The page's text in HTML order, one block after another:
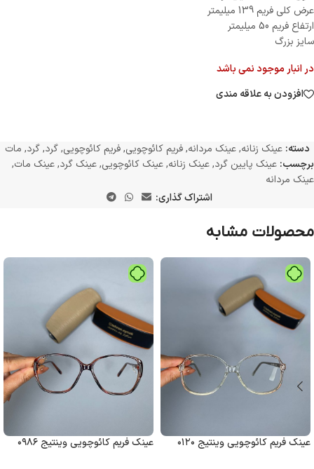
عرض کلی فریم 139 میلیمتر
ارتفاع فریم 50 میلیمتر
سایز بزرگ
در انبار موجود نمی باشد
افزودن به علاقه مندی
دسته: عینک زنانه, عینک مردانه, فریم کائوچویی, فریم کائوچویی, گرد, گرد, مات
برچسب: عینک پایین گرد,عینک زنانه,عینک کائوچویی,عینک گرد,عینک مات,
عینک مردانه
اشتراک گذاری:
محصولات مشابه
عینک فریم کائوچویی وینتیج ۰۱۲۰ عینک فریم کائوچویی وینتیج ۰۹۸۶